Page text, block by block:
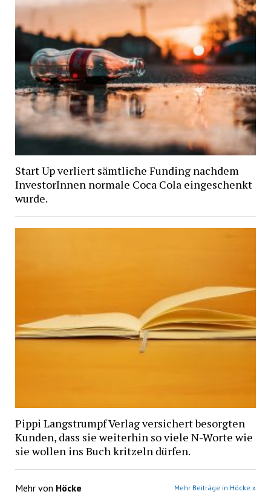
Start Up verliert sämtliche Funding nachdem
InvestorInnen normale Coca Cola eingeschenkt
wurde.
Pippi Langstrumpf Verlag versichert besorgten
Kunden, dass sie weiterhin so viele N-Worte wie
sie wollen ins Buch kritzeln dürfen.
Mehr von Höcke Mehr Beiträge in Höcke »